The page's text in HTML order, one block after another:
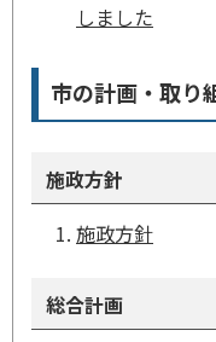
しました
市の計画・取り
施政方針
施政方針
総合計画